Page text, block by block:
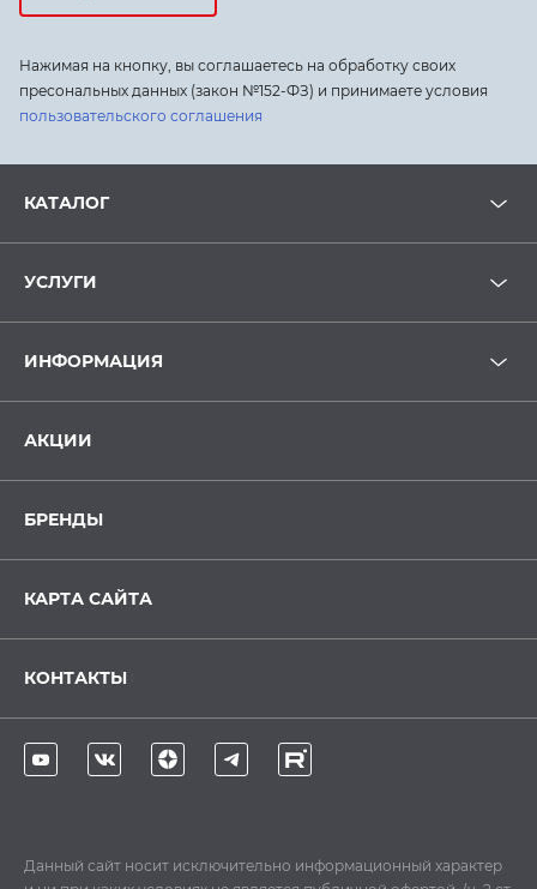
Нажимая на кнопку, вы соглашаетесь на обработку своих
пресональных данных (закон №152-ФЗ) и принимаете условия
пользовательского соглашения
КАТАЛОГ
УСЛУГИ
ИНФОРМАЦИЯ
АКЦИИ
БРЕНДЫ
КАРТА САЙТА
КОНТАКТЫ
Данный сайт носит исключительно информационный характер